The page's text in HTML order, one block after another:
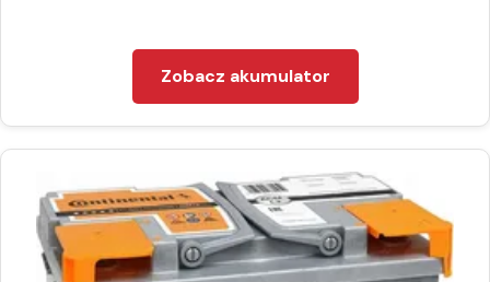
Zobacz akumulator